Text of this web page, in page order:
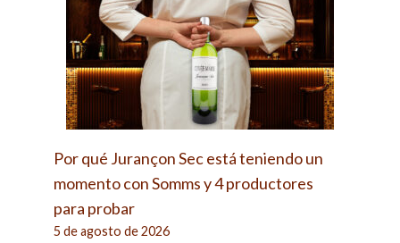
Por qué Jurançon Sec está teniendo un
momento con Somms y 4 productores
para probar
5 de agosto de 2026